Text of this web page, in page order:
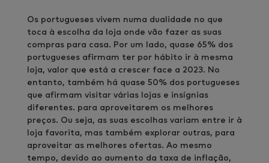
Os portugueses vivem numa dualidade no que
toca à escolha da loja onde vão fazer as suas
compras para casa. Por um lado, quase 65% dos
portugueses afirmam ter por hábito ir à mesma
loja, valor que está a crescer face a 2023. No
entanto, também há quase 50% dos portugueses
que afirmam visitar várias lojas e insígnias
diferentes. para aproveitarem os melhores
preços. Ou seja, as suas escolhas variam entre ir à
loja favorita, mas também explorar outras, para
aproveitar as melhores ofertas. Ao mesmo
tempo, devido ao aumento da taxa de inflação,